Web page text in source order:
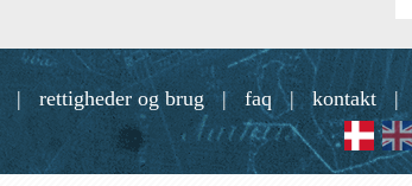
| rettigheder og brug | faq | kontakt |